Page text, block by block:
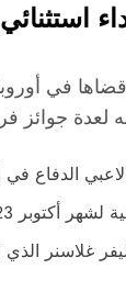
استثنائي
في
لعدة جوائز
الدفاع في
في الدوري الألماني
غلاسنر